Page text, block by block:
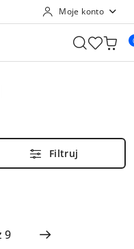
Moje konto
Filtruj